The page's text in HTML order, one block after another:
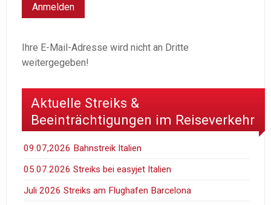
Ihre E-Mail-Adresse wird nicht an Dritte
weitergegeben!
Aktuelle Streiks &
Beeinträchtigungen im Reiseverkehr
09.07,2026 Bahnstreik Italien
05.07.2026 Streiks bei easyjet Italien
Juli 2026 Streiks am Flughafen Barcelona